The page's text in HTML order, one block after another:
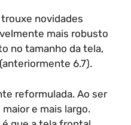
trouxe novidades
mais robusto
no tamanho da tela,
6.7).
reformulada. Ao ser
e mais largo.